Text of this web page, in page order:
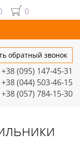
0
обратный звонок
+38 (095) 147-45-31
+38 (044) 503-46-15
+38 (057) 784-15-30